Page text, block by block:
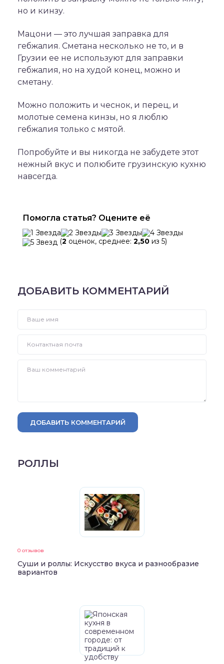
но и кинзу.
Мацони — это лучшая заправка для
гебжалия. Сметана несколько не то, и в
Грузии ее не используют для заправки
гебжалия, но на худой конец, можно и
сметану.
Можно положить и чеснок, и перец, и
молотые семена кинзы, но я люблю
гебжалия только с мятой.
Попробуйте и вы никогда не забудете этот
нежный вкус и полюбите грузинскую кухню
навсегда.
Помогла статья? Оцените её
(2 оценок, среднее: 2,50 из 5)
ДОБАВИТЬ КОММЕНТАРИЙ
ДОБАВИТЬ КОММЕНТАРИЙ
РОЛЛЫ
0 отзывов
Суши и роллы: Искусство вкуса и разнообразие
вариантов